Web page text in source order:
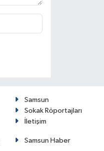
Samsun
Sokak Röportajları
İletişim
Samsun Haber